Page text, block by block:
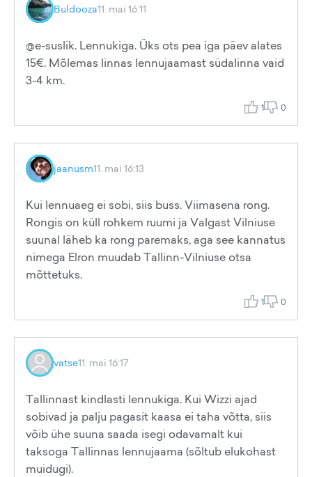
Buldooza11. mai 16:11
@e-suslik. Lennukiga. Üks ots pea iga päev alates
15€. Mõlemas linnas lennujaamast südalinna vaid
3-4 km.
1 0
jaanusm11. mai 16:13
Kui lennuaeg ei sobi, siis buss. Viimasena rong.
Rongis on küll rohkem ruumi ja Valgast Vilniuse
suunal läheb ka rong paremaks, aga see kannatus
nimega Elron muudab Tallinn-Vilniuse otsa
mõttetuks.
1 0
vatse11. mai 16:17
Tallinnast kindlasti lennukiga. Kui Wizzi ajad
sobivad ja palju pagasit kaasa ei taha võtta, siis
võib ühe suuna saada isegi odavamalt kui
taksoga Tallinnas lennujaama (sõltub elukohast
muidugi).